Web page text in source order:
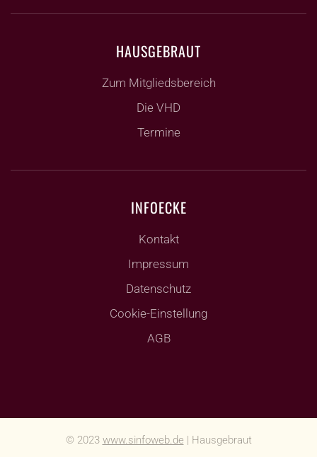
HAUSGEBRAUT
Zum Mitgliedsbereich
Die VHD
Termine
INFOECKE
Kontakt
Impressum
Datenschutz
Cookie-Einstellung
AGB
© 2023 www.sinfoweb.de | Hausgebraut